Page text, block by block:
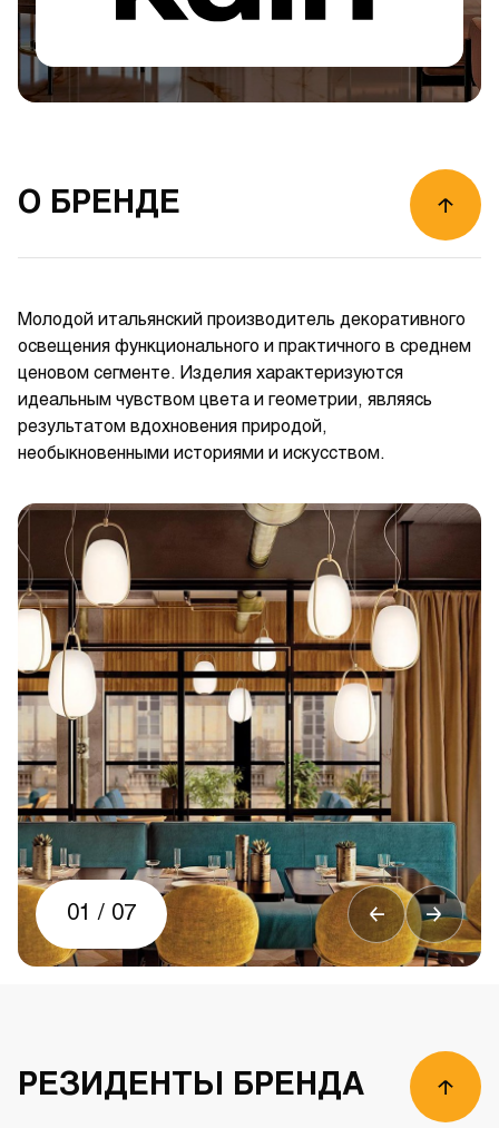
О БРЕНДЕ
Молодой итальянский производитель декоративного
освещения функционального и практичного в среднем
ценовом сегменте. Изделия характеризуются
идеальным чувством цвета и геометрии, являясь
результатом вдохновения природой,
необыкновенными историями и искусством.
01 / 07
РЕЗИДЕНТЫ БРЕНДА